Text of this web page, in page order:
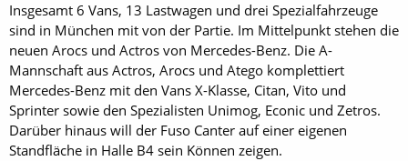
Insgesamt 6 Vans, 13 Lastwagen und drei Spezialfahrzeuge
sind in München mit von der Partie. Im Mittelpunkt stehen die
neuen Arocs und Actros von Mercedes-Benz. Die A-
Mannschaft aus Actros, Arocs und Atego komplettiert
Mercedes-Benz mit den Vans X-Klasse, Citan, Vito und
Sprinter sowie den Spezialisten Unimog, Econic und Zetros.
Darüber hinaus will der Fuso Canter auf einer eigenen
Standfläche in Halle B4 sein Können zeigen.